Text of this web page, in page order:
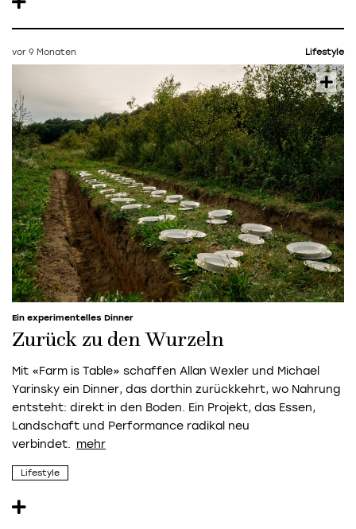
vor 9 Monaten Lifestyle
Ein experimentelles Dinner
Zurück zu den Wurzeln
Mit «Farm is Table» schaffen Allan Wexler und Michael
Yarinsky ein Dinner, das dorthin zurückkehrt, wo Nahrung
entsteht: direkt in den Boden. Ein Projekt, das Essen,
Landschaft und Performance radikal neu
verbindet.
Lifestyle